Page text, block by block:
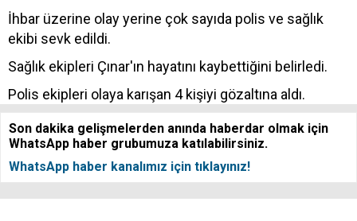
İhbar üzerine olay yerine çok sayıda polis ve sağlık
ekibi sevk edildi.
Sağlık ekipleri Çınar'ın hayatını kaybettiğini belirledi.
Polis ekipleri olaya karışan 4 kişiyi gözaltına aldı.
Son dakika gelişmelerden anında haberdar olmak için
WhatsApp haber grubumuza katılabilirsiniz.
WhatsApp haber kanalımız için tıklayınız!